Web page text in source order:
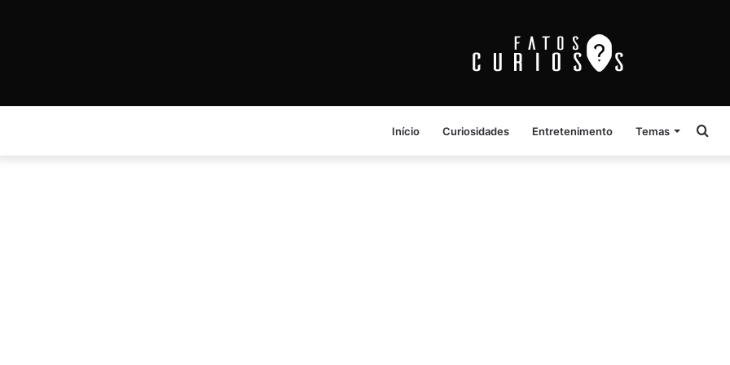
Início Curiosidades Entretenimento Temas